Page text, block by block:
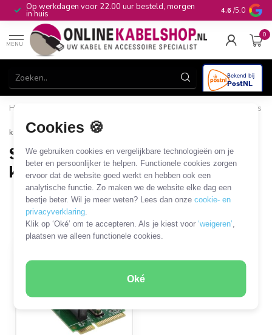
Cookies 🍪
We gebruiken cookies en vergelijkbare technologieën om je
beter en persoonlijker te helpen. Functionele cookies zorgen
ervoor dat de website goed werkt en hebben ook een
analytische functie. Zo maken we de website elke dag een
beetje beter. Wil je meer weten? Lees dan onzecookie- en
privacyverklaring
Klik op ‘Oké’ om te accepteren. Als je kiest voor‘weigeren’
plaatsen we alleen functionele cookies.
Oké
Op werkdagen voor 22.00 uur besteld, morgen
in huis 10+jaar
4.6 /5.0
MENU
0
Home
HDD/SSD en overige drives
SATA datakabels en adapters
kaarten
SATA PCI, PCIe en MiniPCI
kaarten
1 PRODUCT
Filters SORTEER OP